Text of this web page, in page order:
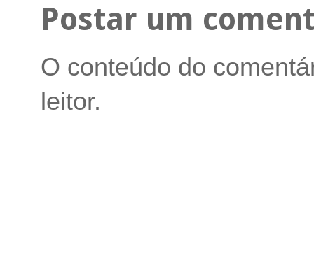
Postar um
O conteúdo do
leitor.